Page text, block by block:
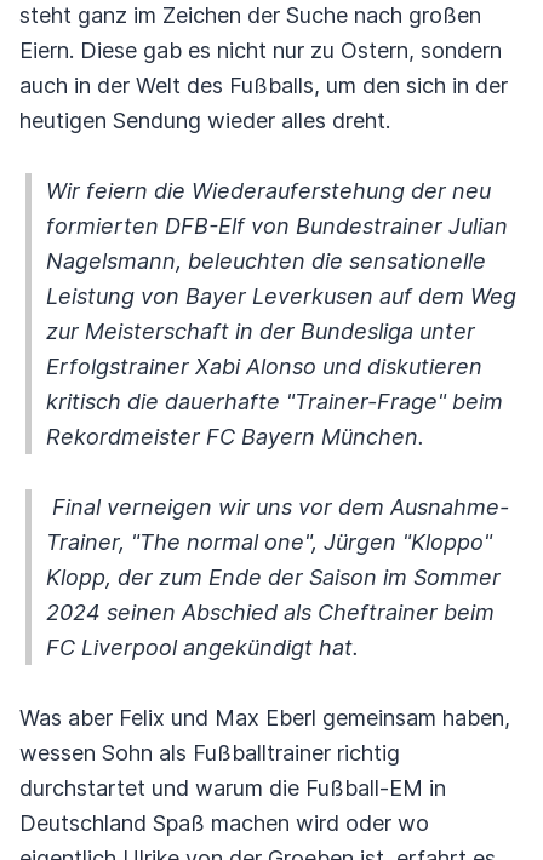
steht ganz im Zeichen der Suche nach großen
Eiern. Diese gab es nicht nur zu Ostern, sondern
auch in der Welt des Fußballs, um den sich in der
heutigen Sendung wieder alles dreht.
Wir feiern die Wiederauferstehung der neu
formierten DFB-Elf von Bundestrainer Julian
Nagelsmann, beleuchten die sensationelle
Leistung von Bayer Leverkusen auf dem Weg
zur Meisterschaft in der Bundesliga unter
Erfolgstrainer Xabi Alonso und diskutieren
kritisch die dauerhafte "Trainer-Frage" beim
Rekordmeister FC Bayern München.
Final verneigen wir uns vor dem Ausnahme-
Trainer, "The normal one", Jürgen "Kloppo"
Klopp, der zum Ende der Saison im Sommer
2024 seinen Abschied als Cheftrainer beim
FC Liverpool angekündigt hat.
Was aber Felix und Max Eberl gemeinsam haben,
wessen Sohn als Fußballtrainer richtig
durchstartet und warum die Fußball-EM in
Deutschland Spaß machen wird oder wo